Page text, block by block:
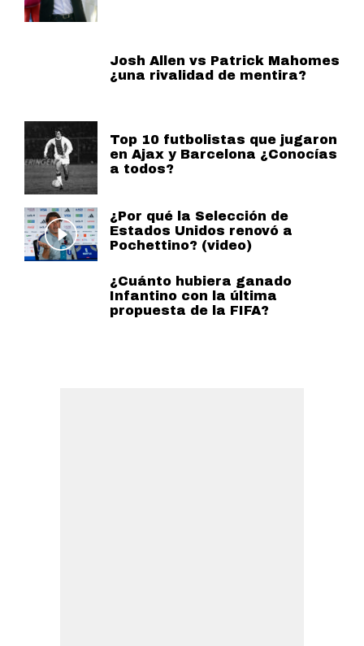
Josh Allen vs Patrick Mahomes
¿una rivalidad de mentira?
Top 10 futbolistas que jugaron
en Ajax y Barcelona ¿Conocías
a todos?
¿Por qué la Selección de
Estados Unidos renovó a
Pochettino? (video)
¿Cuánto hubiera ganado
Infantino con la última
propuesta de la FIFA?